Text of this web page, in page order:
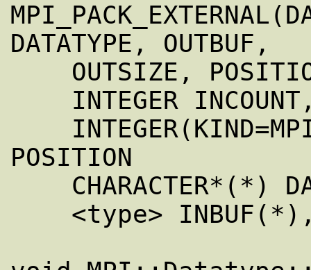
DATATYPE, OUTBUF,
POSITION